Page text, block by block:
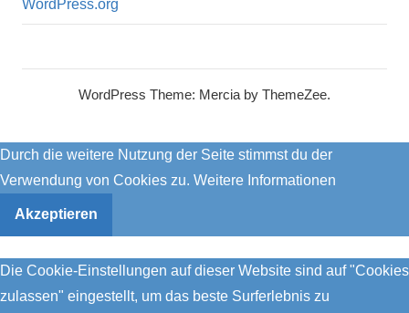
WordPress.org
WordPress Theme: Mercia by ThemeZee.
Durch die weitere Nutzung der Seite stimmst du der
Verwendung von Cookies zu. Weitere Informationen
Akzeptieren
Die Cookie-Einstellungen auf dieser Website sind auf "Cookies
zulassen" eingestellt, um das beste Surferlebnis zu